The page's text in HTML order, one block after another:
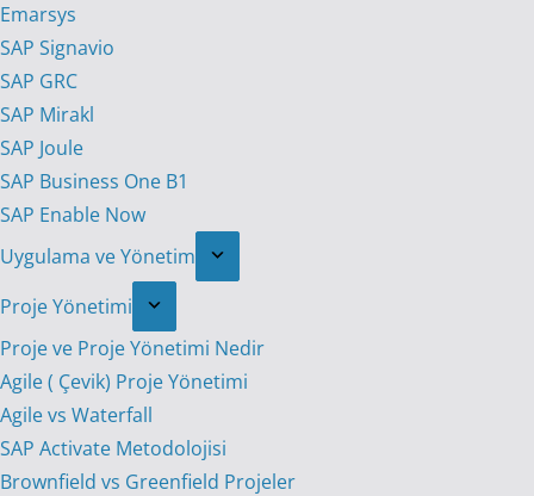
Emarsys
SAP Signavio
SAP GRC
SAP Mirakl
SAP Joule
SAP Business One B1
SAP Enable Now
Uygulama ve Yönetim
Proje Yönetimi
Proje ve Proje Yönetimi Nedir
Agile ( Çevik) Proje Yönetimi
Agile vs Waterfall
SAP Activate Metodolojisi
Brownfield vs Greenfield Projeler